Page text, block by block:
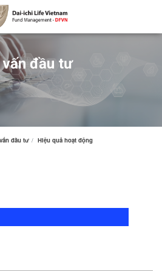
đầu tư
đầu tư Hiệu quả hoạt động